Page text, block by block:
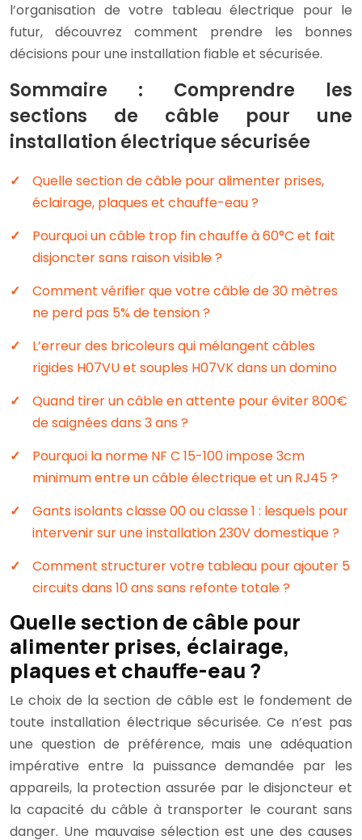
l’organisation de votre tableau électrique pour le
futur, découvrez comment prendre les bonnes
décisions pour une installation fiable et sécurisée.
Sommaire : Comprendre les
sections de câble pour une
installation électrique sécurisée
Quelle section de câble pour alimenter prises,
éclairage, plaques et chauffe-eau ?
Pourquoi un câble trop fin chauffe à 60°C et fait
disjoncter sans raison visible ?
Comment vérifier que votre câble de 30 mètres
ne perd pas 5% de tension ?
L’erreur des bricoleurs qui mélangent câbles
rigides H07VU et souples H07VK dans un domino
Quand tirer un câble en attente pour éviter 800€
de saignées dans 3 ans ?
Pourquoi la norme NF C 15-100 impose 3cm
minimum entre un câble électrique et un RJ45 ?
Gants isolants classe 00 ou classe 1 : lesquels pour
intervenir sur une installation 230V domestique ?
Comment structurer votre tableau pour ajouter 5
circuits dans 10 ans sans refonte totale ?
Quelle section de câble pour
alimenter prises, éclairage,
plaques et chauffe-eau ?
Le choix de la section de câble est le fondement de
toute installation électrique sécurisée. Ce n’est pas
une question de préférence, mais une adéquation
impérative entre la puissance demandée par les
appareils, la protection assurée par le disjoncteur et
la capacité du câble à transporter le courant sans
danger. Une mauvaise sélection est une des causes